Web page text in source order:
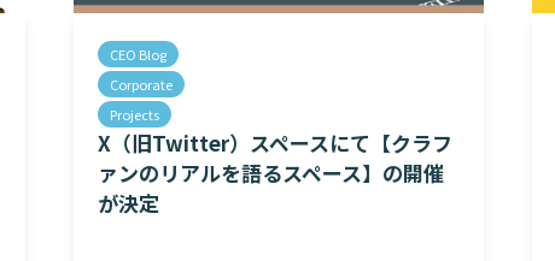
CEO Blog
Corporate
Projects
X（旧Twitter）スペースにて【クラフ
ァンのリアルを語るスペース】の開催
が決定